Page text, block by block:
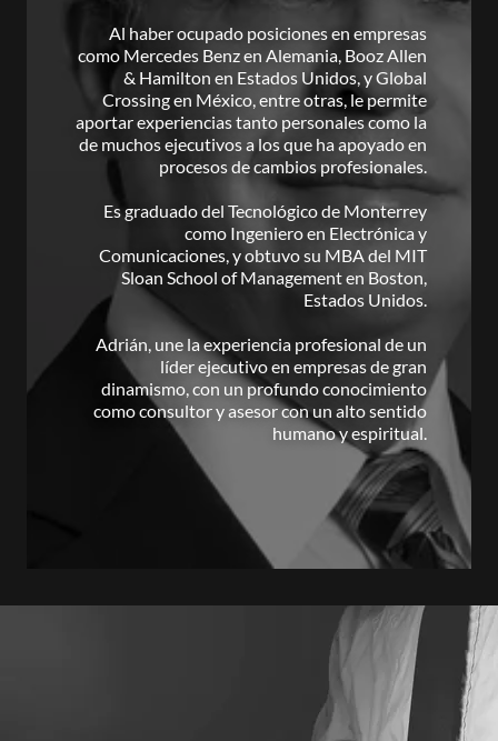
Al haber ocupado posiciones en empresas
como Mercedes Benz en Alemania, Booz Allen
& Hamilton en Estados Unidos, y Global
Crossing en México, entre otras, le permite
aportar experiencias tanto personales como la
de muchos ejecutivos a los que ha apoyado en
procesos de cambios profesionales.
Es graduado del Tecnológico de Monterrey
como Ingeniero en Electrónica y
Comunicaciones, y obtuvo su MBA del MIT
Sloan School of Management en Boston,
Estados Unidos.
Adrián, une la experiencia profesional de un
líder ejecutivo en empresas de gran
dinamismo, con un profundo conocimiento
como consultor y asesor con un alto sentido
humano y espiritual.